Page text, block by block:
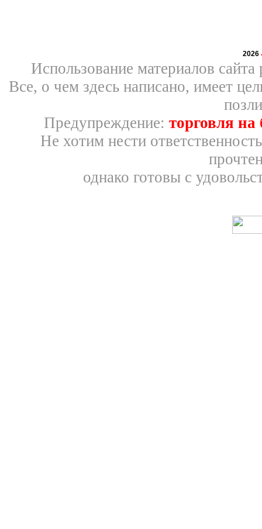
2026
Использование материалов
Все, о чем здесь написано, имеет
Предупреждение:торговля
Не хотим нести
однако готовы с